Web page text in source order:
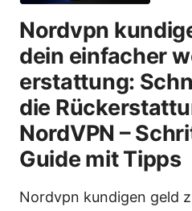
Nordvpn
dein einfacher
erstattung:
die
NordVPN –
Guide mit Tipps
Nordvpn kundigen geld